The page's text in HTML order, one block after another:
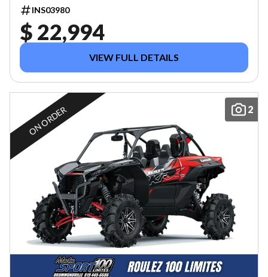
INS03980
$ 22,994
VIEW FULL DETAILS
2
ON ORDER